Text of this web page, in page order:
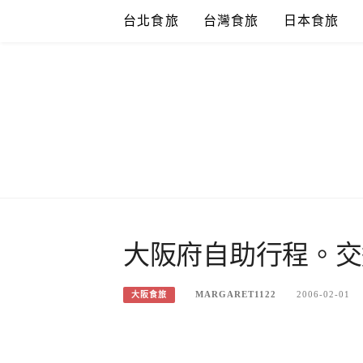
台北食旅 台灣食旅 日本食旅
大阪府自助行程。
大阪食旅 MARGARET1122 2006-02-01